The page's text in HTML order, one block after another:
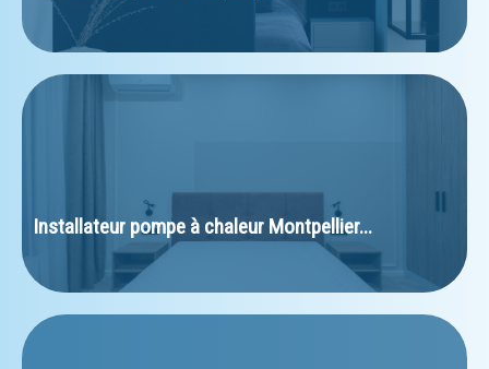
Installateur pompe à chaleur Montpellier...